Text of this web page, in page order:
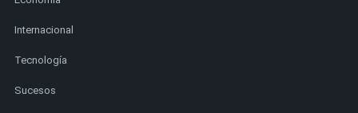
Internacional
Tecnología
Sucesos